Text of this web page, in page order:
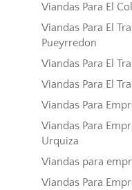
Viandas Para El
Viandas Para El
Pueyrredon
Viandas Para El
Viandas Para El
Viandas Para
Viandas Para
Urquiza
Viandas para
Viandas Para